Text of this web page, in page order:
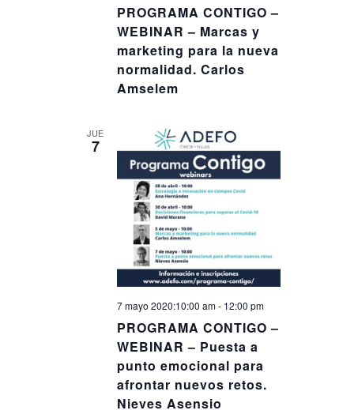
PROGRAMA CONTIGO –
WEBINAR – Marcas y
marketing para la nueva
normalidad. Carlos
Amselem
JUE
7
7 mayo 2020:10:00 am- 12:00 pm
PROGRAMA CONTIGO –
WEBINAR – Puesta a
punto emocional para
afrontar nuevos retos.
Nieves Asensio